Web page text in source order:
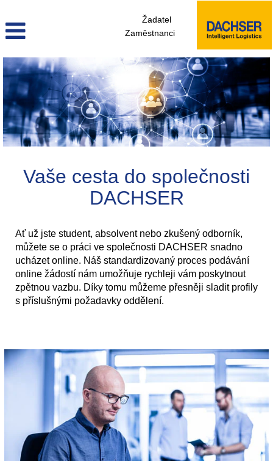
Žadatel
Zaměstnanci
Vaše cesta do společnosti
DACHSER
Ať už jste student, absolvent nebo zkušený odborník,
můžete se o práci ve společnosti DACHSER snadno
ucházet online. Náš standardizovaný proces podávání
online žádostí nám umožňuje rychleji vám poskytnout
zpětnou vazbu. Díky tomu můžeme přesněji sladit profily
s příslušnými požadavky oddělení.